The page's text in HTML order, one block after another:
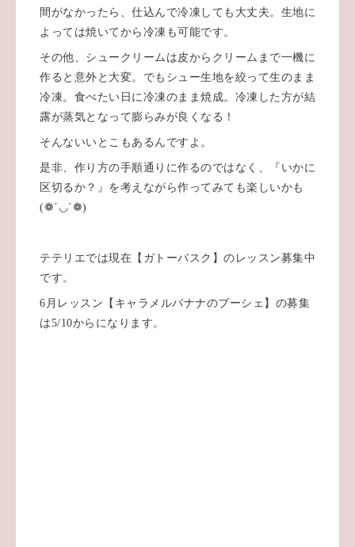
間がなかったら、仕込んで冷凍しても大丈夫。生地に
よっては焼いてから冷凍も可能です。
その他、シュークリームは皮からクリームまで一機に
作ると意外と大変。でもシュー生地を絞って生のまま
冷凍。食べたい日に冷凍のまま焼成。冷凍した方が結
露が蒸気となって膨らみが良くなる！
そんないいとこもあるんですよ。
是非、作り方の手順通りに作るのではなく、『いかに
区切るか？』を考えながら作ってみても楽しいかも
(❁´◡`❁)
テテリエでは現在【ガトーバスク】のレッスン募集中
です。
6月レッスン【キャラメルバナナのブーシェ】の募集
は5/10からになります。